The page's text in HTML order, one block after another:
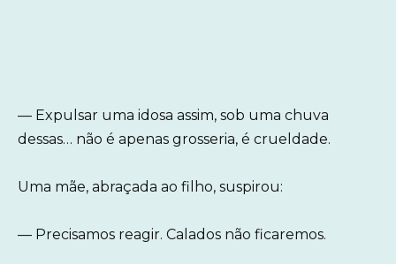
— Expulsar uma idosa assim, sob uma chuva
dessas… não é apenas grosseria, é crueldade.
Uma mãe, abraçada ao filho, suspirou:
— Precisamos reagir. Calados não ficaremos.